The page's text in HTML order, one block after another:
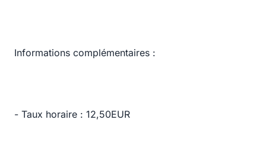
Informations complémentaires :
- Taux horaire : 12,50EUR